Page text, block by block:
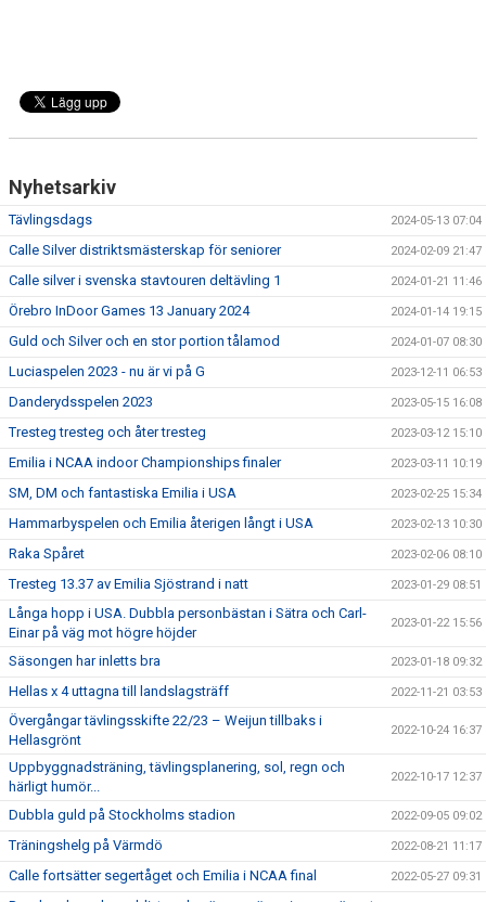
Nyhetsarkiv
Tävlingsdags 2024-05-13 07:04
Calle Silver distriktsmästerskap för seniorer 2024-02-09 21:47
Calle silver i svenska stavtouren deltävling 1 2024-01-21 11:46
Örebro InDoor Games 13 January 2024 2024-01-14 19:15
Guld och Silver och en stor portion tålamod 2024-01-07 08:30
Luciaspelen 2023 - nu är vi på G 2023-12-11 06:53
Danderydsspelen 2023 2023-05-15 16:08
Tresteg tresteg och åter tresteg 2023-03-12 15:10
Emilia i NCAA indoor Championships finaler 2023-03-11 10:19
SM, DM och fantastiska Emilia i USA 2023-02-25 15:34
Hammarbyspelen och Emilia återigen långt i USA 2023-02-13 10:30
Raka Spåret 2023-02-06 08:10
Tresteg 13.37 av Emilia Sjöstrand i natt 2023-01-29 08:51
Långa hopp i USA. Dubbla personbästan i Sätra och Carl-
Einar på väg mot högre höjder
2023-01-22 15:56
Säsongen har inletts bra 2023-01-18 09:32
Hellas x 4 uttagna till landslagsträff 2022-11-21 03:53
Övergångar tävlingsskifte 22/23 – Weijun tillbaks i
Hellasgrönt
2022-10-24 16:37
Uppbyggnadsträning, tävlingsplanering, sol, regn och
härligt humör...
2022-10-17 12:37
Dubbla guld på Stockholms stadion 2022-09-05 09:02
Träningshelg på Värmdö 2022-08-21 11:17
Calle fortsätter segertåget och Emilia i NCAA final 2022-05-27 09:31